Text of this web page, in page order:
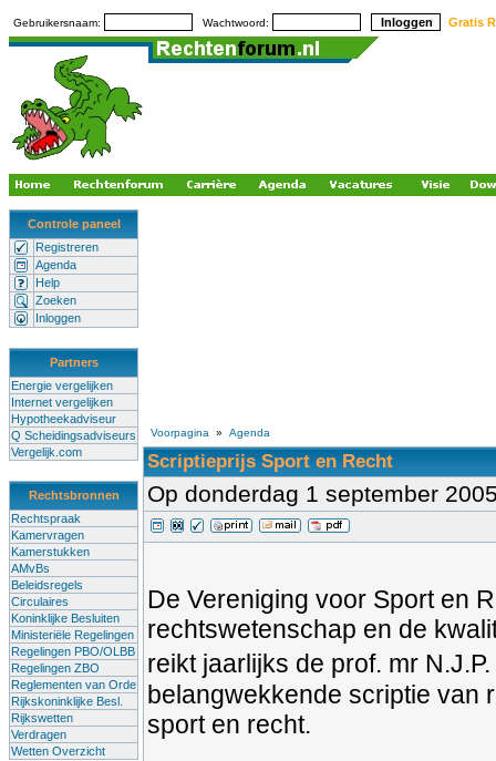
Gebruikersnaam: Wachtwoord: Gratis
Controle paneel
Registreren
Agenda
Help
Zoeken
Inloggen
Partners
Energie vergelijken
Internet vergelijken
Hypotheekadviseur
Q Scheidingsadviseurs
Vergelijk.com
Rechtsbronnen
Rechtspraak
Kamervragen
Kamerstukken
AMvBs
Beleidsregels
Circulaires
Koninklijke Besluiten
Ministeriële Regelingen
Regelingen PBO/OLBB
Regelingen ZBO
Reglementen van Orde
Rijkskoninklijke Besl.
Rijkswetten
Verdragen
Wetten Overzicht
Voorpagina » Agenda
Scriptieprijs Sport en Recht
Op donderdag 1 september
De Vereniging voor Sport en
rechtswetenschap en de
reikt jaarlijks de prof. mr
belangwekkende scriptie van
sport en recht.